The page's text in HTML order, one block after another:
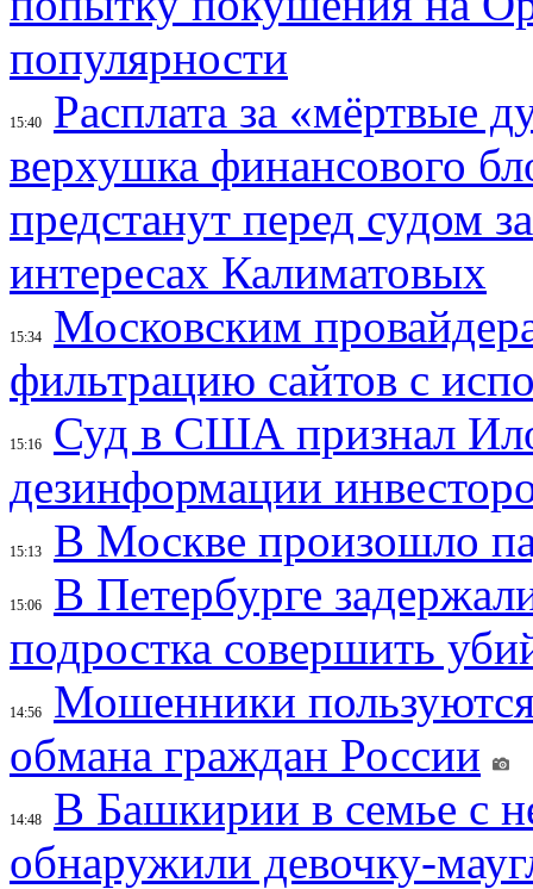
популярности
15:40
Расплата за «мёртвые
верхушка финансового
предстанут перед судом
интересах Калиматовых
15:34
Московским
фильтрацию сайтов с
15:16
Суд в США признал
дезинформации
15:13 В Москве произошло
15:06
В Петербурге
подростка совершить
14:56
Мошенники
обмана граждан России
14:48
В Башкирии в семье с
обнаружили девочку-